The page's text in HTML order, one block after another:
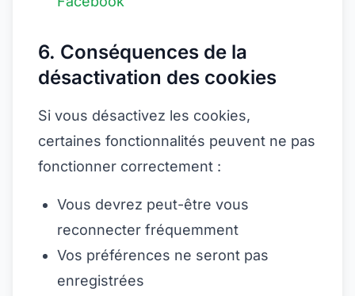
6. Conséquences de la
désactivation des cookies
Si vous désactivez les cookies,
certaines fonctionnalités peuvent ne pas
fonctionner correctement :
Vous devrez peut-être vous
reconnecter fréquemment
Vos préférences ne seront pas
enregistrées